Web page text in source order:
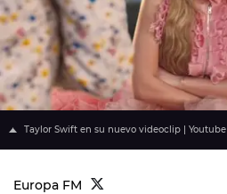
Taylor Swift en su nuevo videoclip | Youtube
Europa FM